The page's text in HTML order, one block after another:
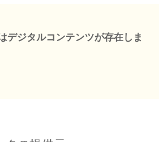
デジタルコンテンツが存在しま